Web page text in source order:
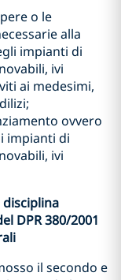
o le
alla
impianti di
ivi
ai medesimi,
ovvero
impianti di
ivi
disciplina
DPR 380/2001
il secondo e